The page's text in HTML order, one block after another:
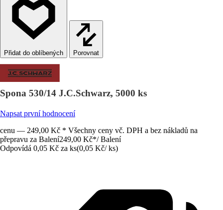
Porovnat
Spona 530/14 J.C.Schwarz, 5000 ks
Napsat první hodnocení
cenu — 249,00 Kč * Všechny ceny vč. DPH a bez nákladů na
přepravu za Balení249,00 Kč*/ Balení
Odpovídá 0,05 Kč za ks(0,05 Kč/ ks)